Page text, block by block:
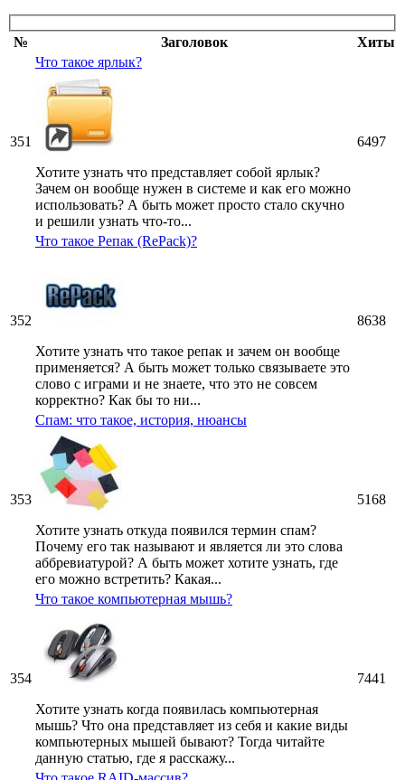
№ Заголовок Хиты
351
Что такое ярлык?
Хотите узнать что представляет собой ярлык?
Зачем он вообще нужен в системе и как его можно
использовать? А быть может просто стало скучно
и решили узнать что-то...
6497
352
Что такое Репак (RePack)?
Хотите узнать что такое репак и зачем он вообще
применяется? А быть может только связываете это
слово с играми и не знаете, что это не совсем
корректно? Как бы то ни...
8638
353
Спам: что такое, история, нюансы
Хотите узнать откуда появился термин спам?
Почему его так называют и является ли это слова
аббревиатурой? А быть может хотите узнать, где
его можно встретить? Какая...
5168
354
Что такое компьютерная мышь?
Хотите узнать когда появилась компьютерная
мышь? Что она представляет из себя и какие виды
компьютерных мышей бывают? Тогда читайте
данную статью, где я расскажу...
7441